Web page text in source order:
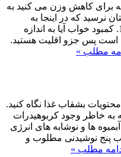
برای کاهش وزن می کنید به
که در اینجا به
بررسی این علل پرداخته شده است: 1. کمبود خواب آیا به اندازه
است پس جزو اقلیت هستید.
مطلب »
بشقاب غذا نگاه کنید.
به خاطر وجود کربوهیدرات
ها و نوشابه های انرژی
پنج نوشیدنی مطلوب و
مطلب »